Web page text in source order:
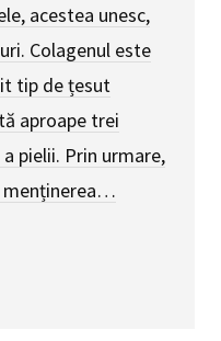
acestea unesc,
Colagenul este
tip de țesut
aproape trei
pielii. Prin urmare,
menținerea…